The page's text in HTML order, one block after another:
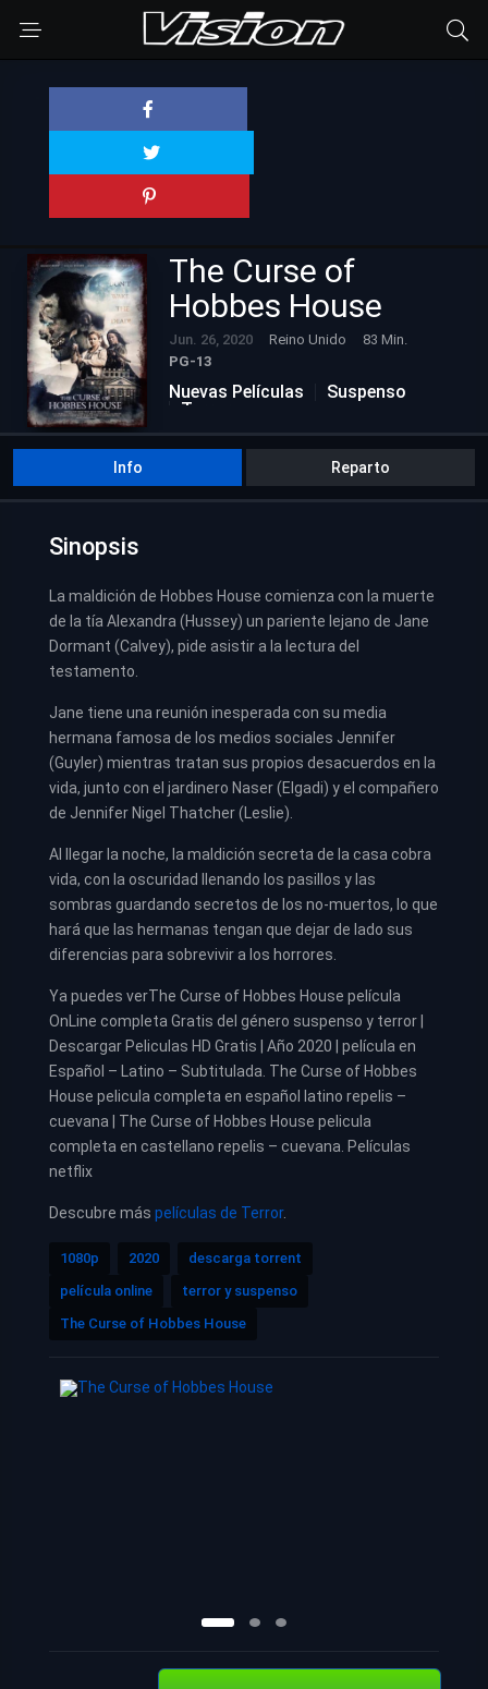
The Curse of
Hobbes House
Jun. 26, 2020 Reino Unido
83 Min.
PG-13
Nuevas Películas
Suspenso
Terror
Info Reparto
Sinopsis
La maldición de Hobbes House comienza con la muerte
de la tía Alexandra (Hussey) un pariente lejano de Jane
Dormant (Calvey), pide asistir a la lectura del
testamento.
Jane tiene una reunión inesperada con su media
hermana famosa de los medios sociales Jennifer
(Guyler) mientras tratan sus propios desacuerdos en la
vida, junto con el jardinero Naser (Elgadi) y el compañero
de Jennifer Nigel Thatcher (Leslie).
Al llegar la noche, la maldición secreta de la casa cobra
vida, con la oscuridad llenando los pasillos y las
sombras guardando secretos de los no-muertos, lo que
hará que las hermanas tengan que dejar de lado sus
diferencias para sobrevivir a los horrores.
Ya puedes verThe Curse of Hobbes House película
OnLine completa Gratis del género suspenso y terror |
Descargar Peliculas HD Gratis | Año 2020 | película en
Español – Latino – Subtitulada. The Curse of Hobbes
House pelicula completa en español latino repelis –
cuevana | The Curse of Hobbes House pelicula
completa en castellano repelis – cuevana. Películas
netflix
Descubre más películas de Terror.
1080p 2020
descarga torrent
película online
terror y suspenso
The Curse of Hobbes House